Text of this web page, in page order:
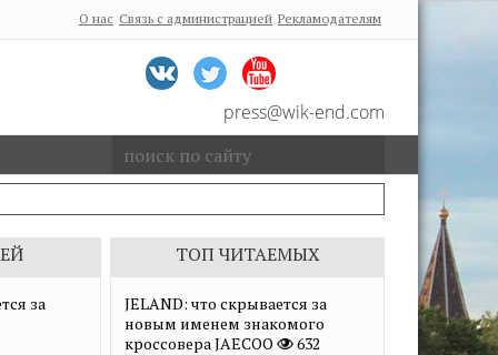
О нас Связь с администрацией Рекламодателям
press@wik-end.com
за
ТОП ЧИТАЕМЫХ
JELAND: что скрывается за
новым именем знакомого
кроссовера JAECOO
632